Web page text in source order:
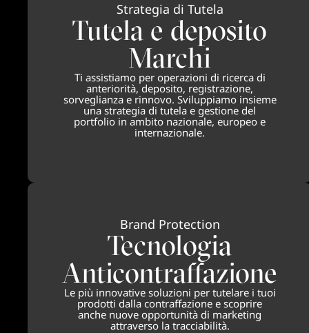
Strategia di Tutela
Tutela e deposito
Marchi
Ti assistiamo per operazioni di ricerca di
anteriorità, deposito, registrazione,
sorveglianza e rinnovo. Sviluppiamo insieme
una strategia di tutela e gestione del
portfolio in ambito nazionale, europeo e
internazionale.
Brand Protection
Tecnologia
Anticontraffazione
Le più innovative soluzioni per tutelare i tuoi
prodotti dalla contraffazione e scoprire
anche nuove opportunità di marketing
attraverso la tracciabilità.